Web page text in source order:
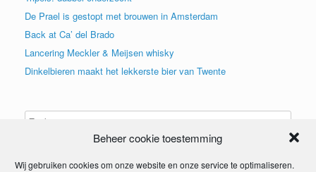
Beheer cookie toestemming
Wij gebruiken cookies om onze website en onze service te optimaliseren.
De Prael is gestopt met brouwen in Amsterdam
Back at Ca’ del Brado
Lancering Meckler & Meijsen whisky
Dinkelbieren maakt het lekkerste bier van Twente